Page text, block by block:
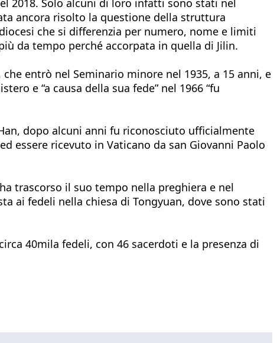
2018. Solo alcuni di loro infatti sono stati nel
ancora risolto la questione della struttura
che si differenzia per numero, nome e limiti
da tempo perché accorpata in quella di Jilin.
entrò nel Seminario minore nel 1935, a 15 anni, e
e “a causa della sua fede” nel 1966 “fu
dopo alcuni anni fu riconosciuto ufficialmente
essere ricevuto in Vaticano da san Giovanni Paolo
trascorso il suo tempo nella preghiera e nel
ai fedeli nella chiesa di Tongyuan, dove sono stati
40mila fedeli, con 46 sacerdoti e la presenza di